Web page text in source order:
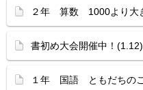
２年 算数 1000より大
書初め大会開催中！(1.12)
１年 国語 ともだちの